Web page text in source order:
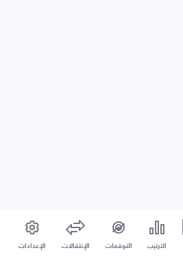
الترتيب التوقعات الإنتقالات الإعدادات